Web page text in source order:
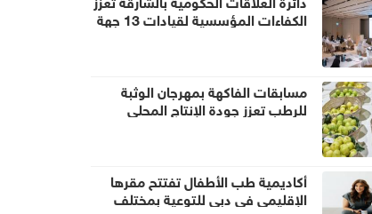
الكفاءات المؤسسية لقيادات 13 جهة
مسابقات الفاكهة بمهرجان الوثبة
للرطب تعزز جودة الإنتاج المحلي
أكاديمية طب الأطفال تفتتح مقرها
الإقليمي في دبي للتوعية بمختلف